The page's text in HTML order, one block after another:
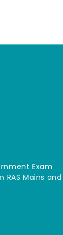
Exam
Mains and